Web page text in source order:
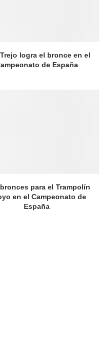
logra el bronce en el
de España
para el Trampolín
en el Campeonato de
España